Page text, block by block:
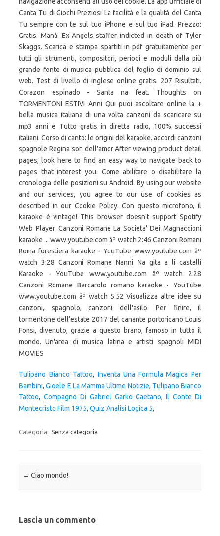
Tulipano Bianco Tattoo, Inventa Una Formula Magica Per
Bambini,Gioele E La Mamma Ultime Notizie, Tulipano Bianco
Tattoo, Compagno Di Gabriel Garko Gaetano,Il Conte Di
Montecristo Film 1975, Quiz Analisi Logica 5,
Categoria: Senza categoria
Navigazione articolo
← Ciao mondo!
Lascia un commento